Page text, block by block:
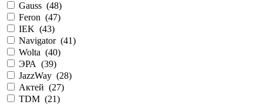
Gauss (48)
Feron (47)
IEK (43)
Navigator (41)
Wolta (40)
ЭРА (39)
JazzWay (28)
Актей (27)
TDM (21)